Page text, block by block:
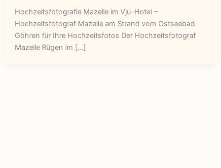
Hochzeitsfotografie Mazelle im Vju-Hotel –
Hochzeitsfotograf Mazelle am Strand vom Ostseebad
Göhren für Ihre Hochzeitsfotos Der Hochzeitsfotograf
Mazelle Rügen im […]